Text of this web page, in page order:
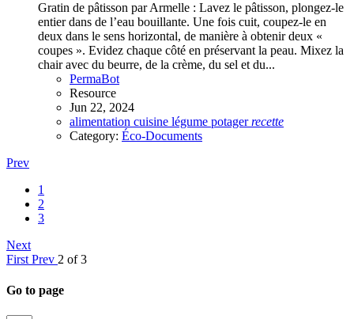
Gratin de pâtisson par Armelle : Lavez le pâtisson, plongez-le
entier dans de l’eau bouillante. Une fois cuit, coupez-le en
deux dans le sens horizontal, de manière à obtenir deux «
coupes ». Evidez chaque côté en préservant la peau. Mixez la
chair avec du beurre, de la crème, du sel et du...
PermaBot
Resource
Jun 22, 2024
alimentation cuisine légume potagerrecette
Category: Éco-Documents
Prev
1
2
3
Next
First Prev 2 of 3
Go to page